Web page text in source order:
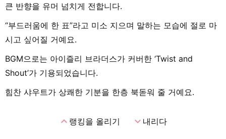
큰 반향을 유머 넘치게 전합니다.
“부드러움에 한 표”라고 미소 지으며 말하는 모습에 절로 마
시고 싶어질 거예요.
BGM으로는 아이즐리 브라더스가 커버한 ‘Twist and
Shout’가 기용되었습니다.
힘찬 샤우트가 상쾌한 기분을 한층 북돋워 줄 거예요.
expand_less랭킹을 올리기 expand_more내리다